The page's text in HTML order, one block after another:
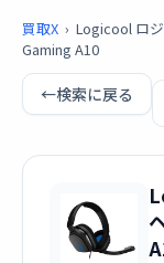
買取X › Logicool ロ
Gaming A10
←検索に戻る